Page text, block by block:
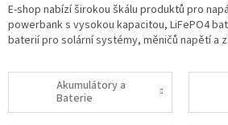
E-shop nabízí širokou škálu produktů pro
powerbank s vysokou kapacitou, LiFePO4
baterií pro solární systémy, měničů napětí a
Akumulátory a
Baterie